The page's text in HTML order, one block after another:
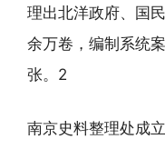
理出北洋政府、国
余万卷，编制系统
张。2
南京史料整理处成